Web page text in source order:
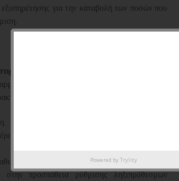
για την καταβολή των ποσών που
ύψους 90.000 ευρώ στη Cepal Hellas
του άρθρου 13α του ν. 2251/1994, για
Συγκεκριμένα διαπιστώθηκε:
της εταιρείας σε πλήθος ηλεκτρονικών
του οφειλέτη με σκοπό τη ρύθμιση της
της εταιρείας να ανταποκριθεί εντός
στην προσπάθεια ρύθμισης ληξιπρόθεσμων
Powered by Trylity